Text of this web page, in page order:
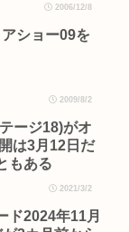
2006/12/8
ショー09を
2009/8/2
ージ18)がオ
は3月12日だ
もある
2021/3/2
ド2024年11月